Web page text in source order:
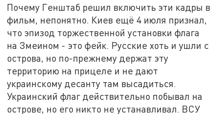
Почему Генштаб решил включить эти кадры в
фильм, непонятно. Киев ещё 4 июля признал,
что эпизод торжественной установки флага
на Змеином - это фейк. Русские хоть и ушли с
острова, но по-прежнему держат эту
территорию на прицеле и не дают
украинскому десанту там высадиться.
Украинский флаг действительно побывал на
острове, но его никто не устанавливал. ВСУ